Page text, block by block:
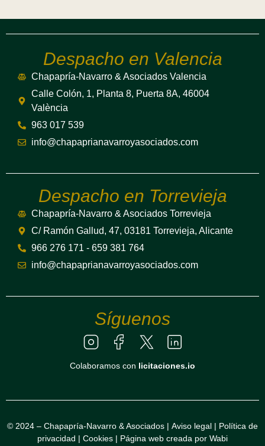
Despacho en Valencia
Chapapría-Navarro & Asociados Valencia
Calle Colón, 1, Planta 8, Puerta 8A, 46004
València
963 017 539
info@chapaprianavarroyasociados.com
Despacho en Torrevieja
Chapapría-Navarro & Asociados Torrevieja
C/ Ramón Gallud, 47, 03181 Torrevieja, Alicante
966 276 171 - 659 381 764
info@chapaprianavarroyasociados.com
Síguenos
Colaboramos con licitaciones.io
© 2024 – Chapapría-Navarro & Asociados | Aviso legal | Política de
privacidad | Cookies | Página web creada por Wabi